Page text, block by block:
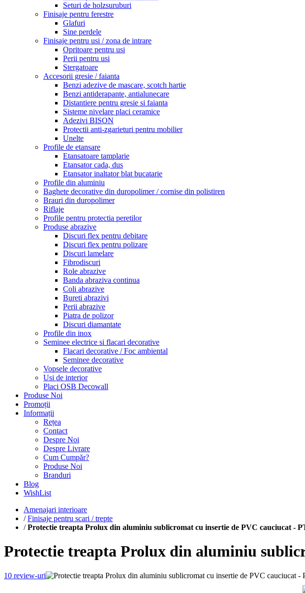
Seturi de holzsuruburi
Finisaje pentru ferestre
Glafuri
Sine perdele
Finisaje pentru usi / zona de intrare
Opritoare pentru usi
Perii pentru usi
Stergatoare
Accesorii gresie / faianta
Benzi adezive de mascare, scotch hartie
Benzi antiderapante, antialunecare
Distantiere pentru gresie si faianta
Sisteme nivelare placi ceramice
Adezivi BISON
Protectii anti-zgarieturi pentru mobilier
Unelte
Profile de etansare
Etansatoare tamplarie
Etansator cada, dus
Etansator inaltator blat bucatarie
Profile din aluminiu
Baghete decorative din duropolimer / cornise din polistiren
Brauri din duropolimer
Riflaje
Profile pentru protectia peretilor
Produse abrazive
Discuri flex pentru debitare
Discuri flex pentru polizare
Discuri lamelare
Fibrodiscuri
Role abrazive
Banda abraziva continua
Coli abrazive
Bureti abrazivi
Perii abrazive
Piatra de polizor
Discuri diamantate
Profile din inox
Seminee electrice si flacari decorative
Flacari decorative / Foc ambiental
Seminee decorative
Vopsele decorative
Usi de interior
Placi OSB Decowall
Produse Noi
Promoții
Informații
Rețea
Contact
Despre Noi
Despre Livrare
Cum Cumpăr?
Produse Noi
Branduri
Blog
WishList
Amenajari interioare
/Finisaje pentru scari / trepte
/Protectie treapta Prolux din aluminiu sublicromat cu insertie de PVC cauciucat -
Protectie treapta Prolux din aluminiu
10 review-uri